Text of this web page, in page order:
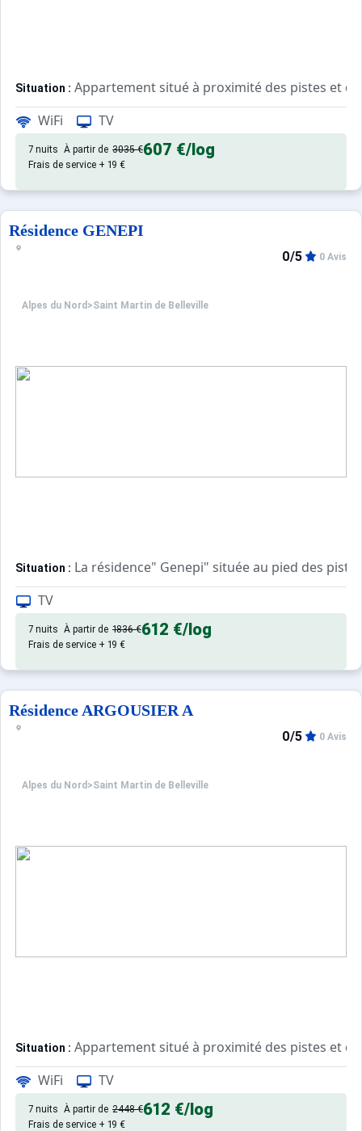
Situation : Appartement situé à proximité des pistes et de
Appartement de particulier :
WiFi TV
7 nuits À partir de 3035 €607 €/log
Frais de service + 19 €
Résidence GENEPI
Alpes du Nord >Saint Martin de Belleville
0/5 0 Avis
Situation : La résidence" Genepi" située au pied des
Appartement de particulier :
TV
7 nuits À partir de 1836 €612 €/log
Frais de service + 19 €
Résidence ARGOUSIER A
Alpes du Nord >Saint Martin de Belleville
0/5 0 Avis
Situation : Appartement situé à proximité des pistes et de
Appartement de particulier :
WiFi TV
7 nuits À partir de 2448 €612 €/log
Frais de service + 19 €